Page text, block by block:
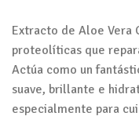
Extracto de Aloe Vera
proteolíticas que
Actúa como un
suave, brillante e
especialmente para